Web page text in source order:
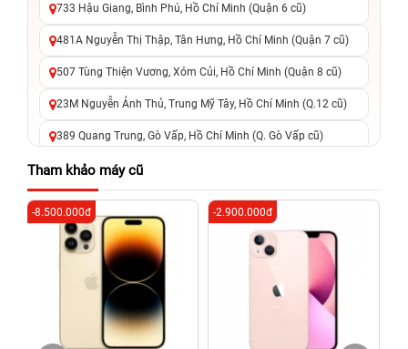
733 Hậu Giang, Bình Phú, Hồ Chí Minh (Quận 6 cũ)
481A Nguyễn Thị Thập, Tân Hưng, Hồ Chí Minh (Quận 7 cũ)
507 Tùng Thiện Vương, Xóm Củi, Hồ Chí Minh (Quận 8 cũ)
23M Nguyễn Ảnh Thủ, Trung Mỹ Tây, Hồ Chí Minh (Q.12 cũ)
389 Quang Trung, Gò Vấp, Hồ Chí Minh (Q. Gò Vấp cũ)
625 - 625A Âu Cơ, Tân Phú, Hồ Chí Minh (Quận Tân Phú cũ)
326 Lê Văn Việt, Tăng Nhơn Phú, Hồ Chí Minh (Q.9 TP. Thủ
Đức cũ)
256 Võ Văn Ngân, Thủ Đức, Hồ Chí Minh (Bình Thọ, TP. Thủ
70 Nguyễn An Ninh, Dĩ An, Hồ Chí Minh (Bình Dương Cũ)
24h Vũng Tàu: 162A Ba Cu, Vũng Tàu, Hồ Chí Minh (TP. Vũng
Tàu cũ)
Tham khảo máy cũ
-8.500.000đ -2.900.000đ